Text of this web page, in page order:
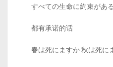
すべての生命に約束があ
都有承诺的话
春は死にますか 秋は死に